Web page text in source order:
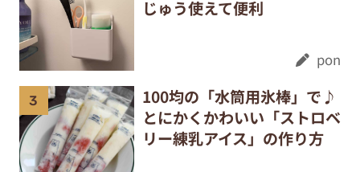
じゅう使えて便利
pon
100均の「水筒用氷棒」で♪
とにかくかわいい「ストロベ
リー練乳アイス」の作り方